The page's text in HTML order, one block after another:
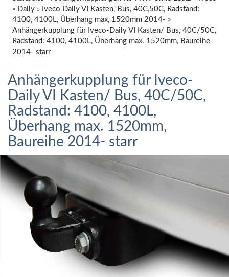
» Daily » Iveco Daily VI Kasten, Bus, 40C,50C, Radstand:
4100, 4100L, Überhang max, 1520mm 2014- »
Anhängerkupplung für Iveco-Daily VI Kasten/ Bus, 40C/50C,
Radstand: 4100, 4100L, Überhang max. 1520mm, Baureihe
2014- starr
Anhängerkupplung für Iveco-
Daily VI Kasten/ Bus, 40C/50C,
Radstand: 4100, 4100L,
Überhang max. 1520mm,
Baureihe 2014- starr